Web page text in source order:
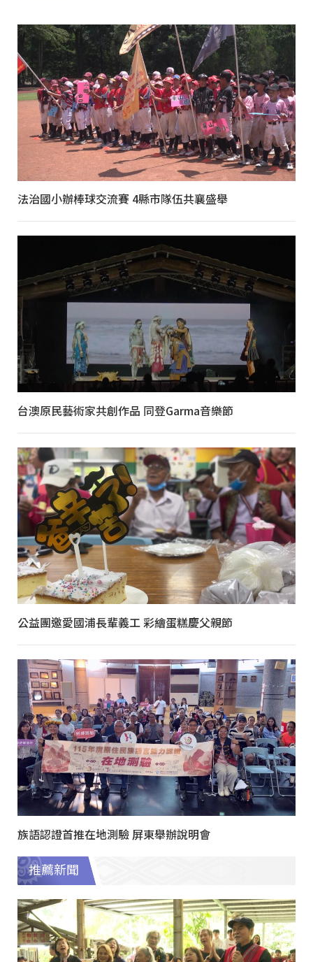
法治國小辦棒球交流賽 4縣市隊伍共襄盛舉
台澳原民藝術家共創作品 同登Garma音樂節
公益團邀愛國浦長輩義工 彩繪蛋糕慶父親節
族語認證首推在地測驗 屏東舉辦說明會
推薦新聞